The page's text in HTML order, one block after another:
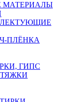
МАТЕРИАЛЫ
ПЛЁНКА
ГИПС